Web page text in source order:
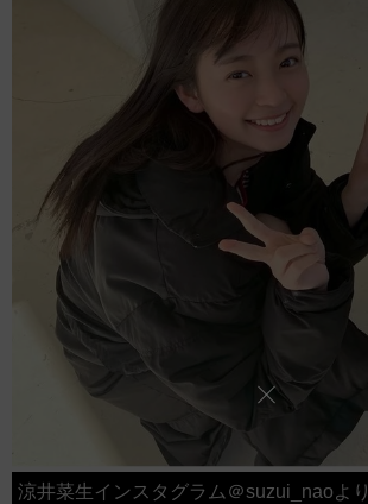
涼井菜生インスタグラム＠suzui_naoより